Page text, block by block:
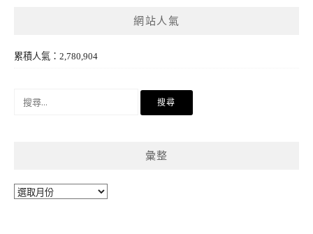
網站人氣
累積人氣：2,780,904
彙整
彙